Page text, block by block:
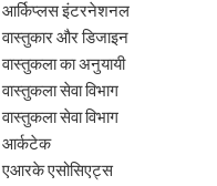
आर्किप्लस इंटरनेशनल
वास्तुकार और डिजाइन
वास्तुकला का अनुयायी
वास्तुकला सेवा विभाग
वास्तुकला सेवा विभाग
आर्कटेक
एआरके एसोसिएट्स